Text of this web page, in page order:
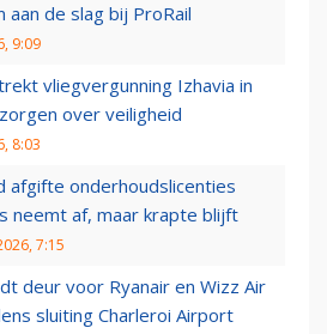
aan de slag bij ProRail
9:09
vliegvergunning Izhavia in
over veiligheid
8:03
afgifte onderhoudslicenties
neemt af, maar krapte blijft
7:15
deur voor Ryanair en Wizz Air
sluiting Charleroi Airport